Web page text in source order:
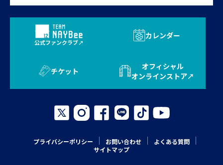
公式ファンクラブ
カレンダー
チケット
オフィシャル
オンラインストア
プライバシーポリシー お問い合わせ
よくある質問
サイトマップ